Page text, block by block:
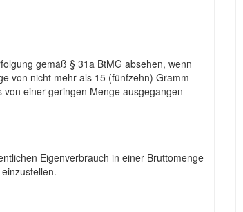
gemäß § 31a BtMG absehen, wenn
von nicht mehr als 15 (fünfzehn) Gramm
einer geringen Menge ausgegangen
Eigenverbrauch in einer Bruttomenge